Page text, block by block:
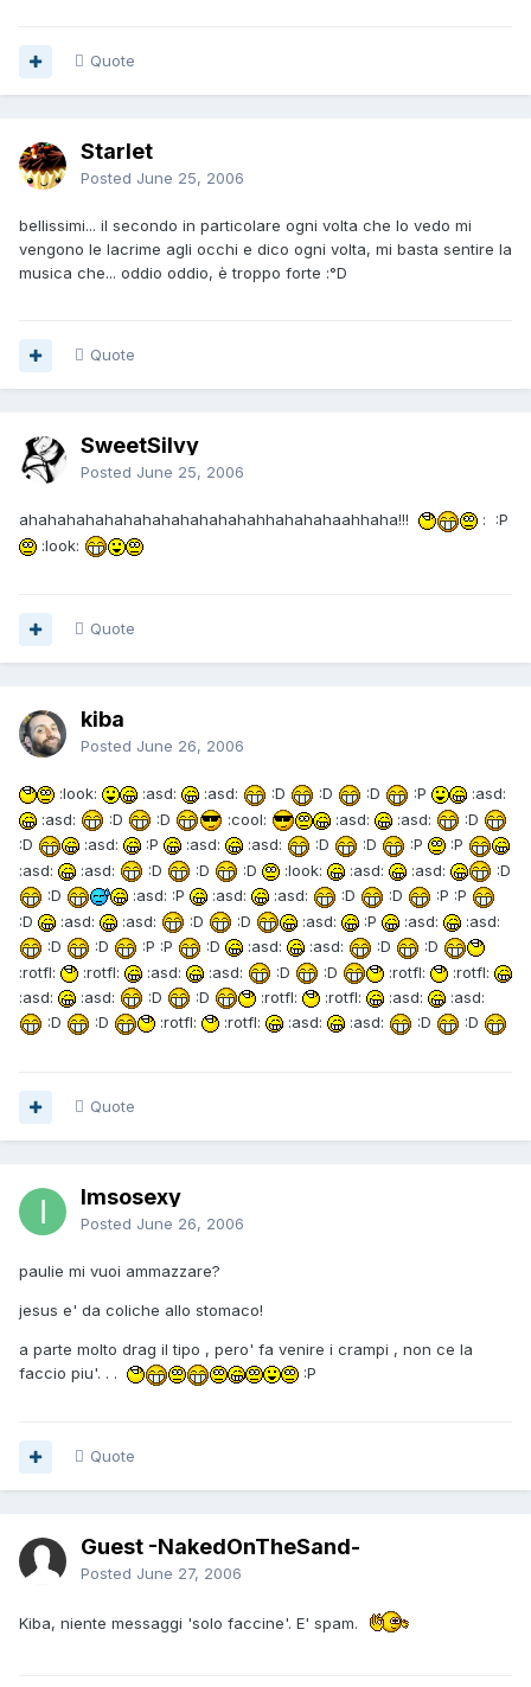
Quote
Starlet
Posted June 25, 2006
bellissimi... il secondo in particolare ogni volta che lo vedo mi
vengono le lacrime agli occhi e dico ogni volta, mi basta sentire la
musica che... oddio oddio, è troppo forte :°D
Quote
SweetSilvy
Posted June 25, 2006
ahahahahahahahahahahahahahhahahahaahhaha!!!
: :P
:look:
Quote
kiba
Posted June 26, 2006
:look: :asd: :asd: :D :D :D :P
:asd:
:asd:
:D :D :cool: :asd: :asd:
:D
:D
:asd: :P :asd: :asd: :D :D :P
:P
:asd:
:asd: :D :D :D :look: :asd: :asd:
:D
:D
:asd: :P :asd: :asd: :D :D
:P :P
:D
:asd: :asd: :D :D :asd: :P :asd:
:asd:
:D
:D :P :P :D :asd: :asd: :D
:D
:rotfl:
:rotfl: :asd: :asd: :D :D :rotfl:
:rotfl:
:asd:
:asd: :D :D :rotfl: :rotfl: :asd:
:asd:
:D
:D :rotfl: :rotfl: :asd: :asd: :D :D
Quote
Imsosexy
Posted June 26, 2006
paulie mi vuoi ammazzare?
jesus e' da coliche allo stomaco!
a parte molto drag il tipo , pero' fa venire i crampi , non ce la
faccio piu'. . .
:P
Quote
Guest -NakedOnTheSand-
Posted June 27, 2006
Kiba, niente messaggi 'solo faccine'. E' spam.